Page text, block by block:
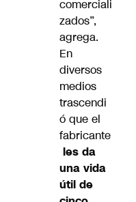
comerciali
zados”,
agrega.
En
diversos
medios
trascendi
ó que el
fabricante
les da
una vida
útil de